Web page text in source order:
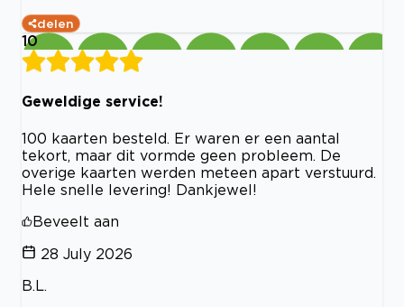
delen
10
Geweldige service!
100 kaarten besteld. Er waren er een aantal
tekort, maar dit vormde geen probleem. De
overige kaarten werden meteen apart verstuurd.
Hele snelle levering! Dankjewel!
Beveelt aan
28 July 2026
B.L.